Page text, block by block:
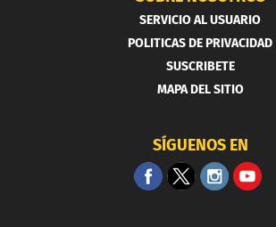
SERVICIO AL USUARIO
POLITICAS DE PRIVACIDAD
SUSCRIBETE
MAPA DEL SITIO
SÍGUENOS EN